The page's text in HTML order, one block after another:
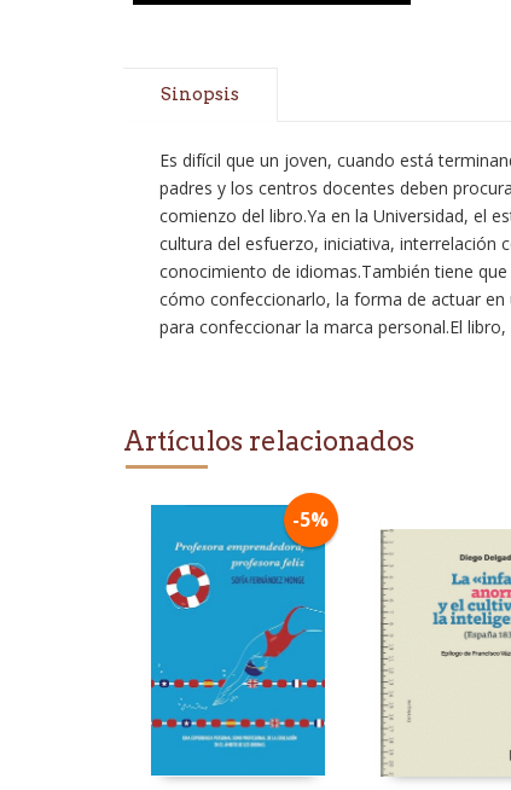
Sinopsis
Es difícil que un joven, cuando está
padres y los centros docentes deben
comienzo del libro.Ya en la Universidad, el
cultura del esfuerzo, iniciativa, interrelación
conocimiento de idiomas.También tiene
cómo confeccionarlo, la forma de actuar
para confeccionar la marca personal.El
Artículos relacionados
-5%